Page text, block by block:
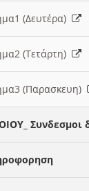
(Δευτέρα)
(Τετάρτη)
(Παρασκευη)
Συνδεσμοι